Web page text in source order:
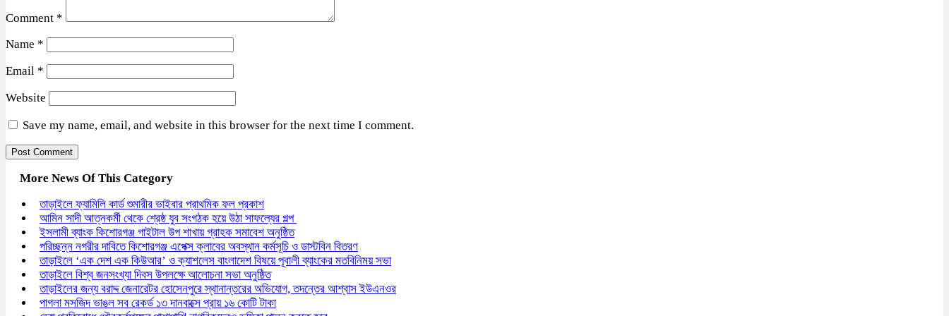
Comment *
Name *
Email *
Website
Save my name, email, and website in this browser for the next time I comment.
More News Of This Category
তাড়াইলে ফ্যামিলি কার্ড শুমারীর ভাইবার প্রাথমিক ফল প্রকাশ
আমিন সাদী আত্নকর্মী থেকে শ্রেষ্ঠ যুব সংগঠক হয়ে উঠা সাফল্যের গল্প
ইসলামী ব্যাংক কিশোরগঞ্জ গাইটাল উপ শাখায় গ্রাহক সমাবেশ অনুষ্ঠিত
পরিচ্ছন্ন নগরীর দাবিতে কিশোরগঞ্জ এপেক্স ক্লাবের অবস্থান কর্মসূচি ও ডাস্টবিন বিতরণ
তাড়াইলে ‘এক দেশ এক কিউআর’ ও ক্যাশলেস বাংলাদেশ বিষয়ে পূবালী ব্যাংকের মতবিনিময় সভা
তাড়াইলে বিশ্ব জনসংখ্যা দিবস উপলক্ষে আলোচনা সভা অনুষ্ঠিত
তাড়াইলের জন্য বরাদ্দ জেনারেটর হোসেনপুরে স্থানান্তরের অভিযোগ, তদন্তের আশ্বাস ইউএনওর
পাগলা মসজিদ ভাঙল সব রেকর্ড ১৩ দানবাক্সে প্রায় ১৬ কোটি টাকা